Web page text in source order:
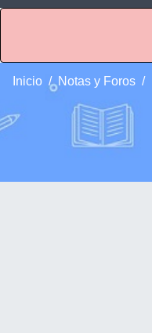
Inicio Notas y Foros